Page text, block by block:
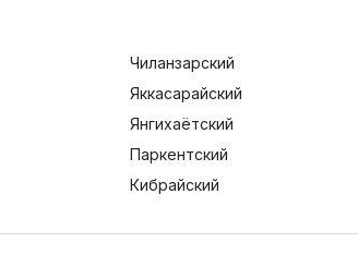
Чиланзарский
Яккасарайский
Янгихаётский
Паркентский
Кибрайский